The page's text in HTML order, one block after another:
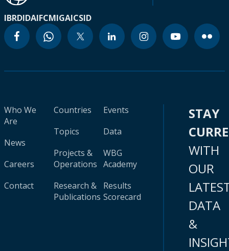
IBRDIDAIFCMIGAICSID
Who We
Are
News
Careers
Contact
Countries
Topics
Projects &
Operations
Research &
Publications
Events
Data
WBG
Academy
Results
Scorecard
STAY
WITH
OUR
DATA
&